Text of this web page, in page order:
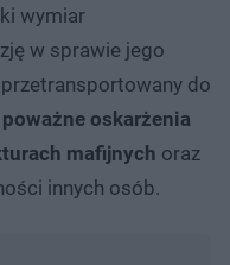
wymiar
w sprawie jego
do
oskarżenia
mafijnych oraz
innych osób.